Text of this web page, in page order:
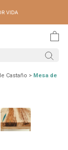
VIDA
Castaño > Mesa de